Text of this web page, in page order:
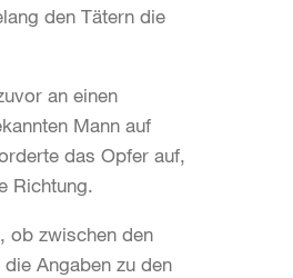
den Tätern die
an einen
Mann auf
das Opfer auf,
Richtung.
ob zwischen den
Angaben zu den